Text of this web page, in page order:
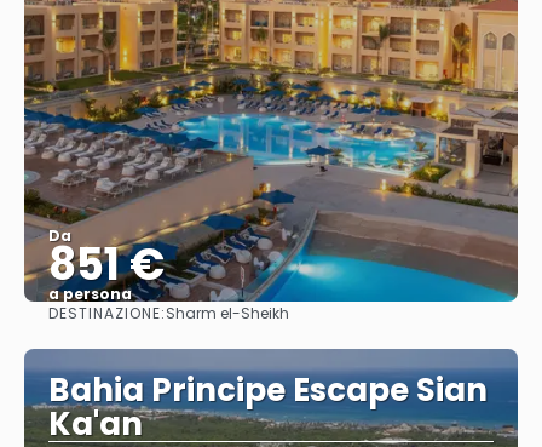
Da
851 €
a persona
Vedere
DESTINAZIONE:Sharm el-Sheikh
Bahia Principe Escape Sian
Ka'an